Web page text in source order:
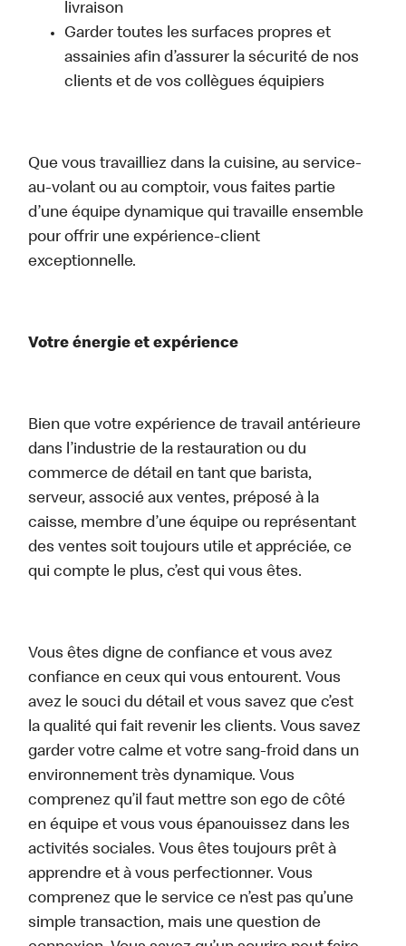
livraison
Garder toutes les surfaces propres et
assainies afin d’assurer la sécurité de nos
clients et de vos collègues équipiers
Que vous travailliez dans la cuisine, au service-
au-volant ou au comptoir, vous faites partie
d’une équipe dynamique qui travaille ensemble
pour offrir une expérience-client
exceptionnelle.
Votre énergie et expérience
Bien que votre expérience de travail antérieure
dans l’industrie de la restauration ou du
commerce de détail en tant que barista,
serveur, associé aux ventes, préposé à la
caisse, membre d’une équipe ou représentant
des ventes soit toujours utile et appréciée, ce
qui compte le plus, c’est qui vous êtes.
Vous êtes digne de confiance et vous avez
confiance en ceux qui vous entourent. Vous
avez le souci du détail et vous savez que c’est
la qualité qui fait revenir les clients. Vous savez
garder votre calme et votre sang-froid dans un
environnement très dynamique. Vous
comprenez qu’il faut mettre son ego de côté
en équipe et vous vous épanouissez dans les
activités sociales. Vous êtes toujours prêt à
apprendre et à vous perfectionner. Vous
comprenez que le service ce n’est pas qu’une
simple transaction, mais une question de